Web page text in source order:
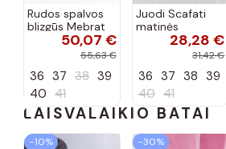
Rudos spalvos
blizgūs Mebrat
bateliai50,07 €
55,63 €
36 37 38 39
40 41
Juodi Scafati
matinės
apdailos bateliai
28,28 €
31,42 €
36 37 38 39
40 41
LAISVALAIKIO BATAI
−10% −30%